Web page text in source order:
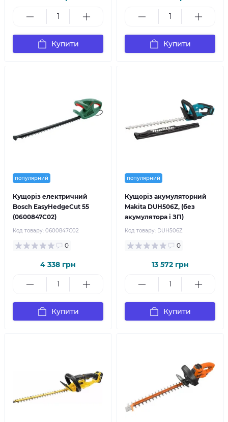
Купити Купити
популярний
Кущоріз електричний
Bosch EasyHedgeCut 55
(0600847C02)
Код товару: 0600847C02
0
4 338 грн
Купити
популярний
Кущоріз акумуляторний
Makita DUH506Z, (без
акумулятора і ЗП)
Код товару: DUH506Z
0
13 572 грн
Купити